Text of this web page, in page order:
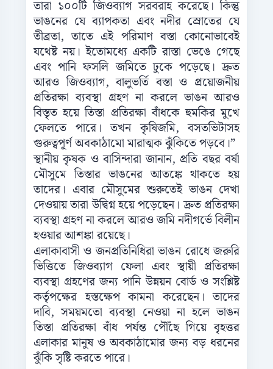
তারা ১০০টি জিওব্যাগ সরবরাহ করেছে। কিন্তু
ভাঙনের যে ব্যাপকতা এবং নদীর স্রোতের যে
তীব্রতা, তাতে এই পরিমাণ বস্তা কোনোভাবেই
যথেষ্ট নয়। ইতোমধ্যে একটি রাস্তা ভেঙে গেছে
এবং পানি ফসলি জমিতে ঢুকে পড়েছে। দ্রুত
আরও জিওব্যাগ, বালুভর্তি বস্তা ও প্রয়োজনীয়
প্রতিরক্ষা ব্যবস্থা গ্রহণ না করলে ভাঙন আরও
বিস্তৃত হয়ে তিস্তা প্রতিরক্ষা বাঁধকে হুমকির মুখে
ফেলতে পারে। তখন কৃষিজমি, বসতভিটাসহ
গুরুত্বপূর্ণ অবকাঠামো মারাত্মক ঝুঁকিতে পড়বে।”
স্থানীয় কৃষক ও বাসিন্দারা জানান, প্রতি বছর বর্ষা
মৌসুমে তিস্তার ভাঙনের আতঙ্কে থাকতে হয়
তাদের। এবার মৌসুমের শুরুতেই ভাঙন দেখা
দেওয়ায় তারা উদ্বিগ্ন হয়ে পড়েছেন। দ্রুত প্রতিরক্ষা
ব্যবস্থা গ্রহণ না করলে আরও জমি নদীগর্ভে বিলীন
হওয়ার আশঙ্কা রয়েছে।
এলাকাবাসী ও জনপ্রতিনিধিরা ভাঙন রোধে জরুরি
ভিত্তিতে জিওব্যাগ ফেলা এবং স্থায়ী প্রতিরক্ষা
ব্যবস্থা গ্রহণের জন্য পানি উন্নয়ন বোর্ড ও সংশ্লিষ্ট
কর্তৃপক্ষের হস্তক্ষেপ কামনা করেছেন। তাদের
দাবি, সময়মতো ব্যবস্থা নেওয়া না হলে ভাঙন
তিস্তা প্রতিরক্ষা বাঁধ পর্যন্ত পৌঁছে গিয়ে বৃহত্তর
এলাকার মানুষ ও অবকাঠামোর জন্য বড় ধরনের
ঝুঁকি সৃষ্টি করতে পারে।